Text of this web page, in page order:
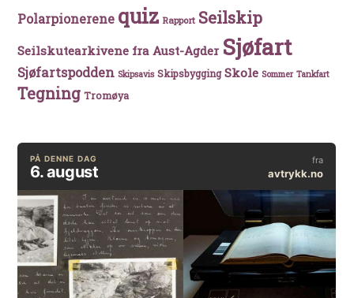
Polarpionerene quiz Rapport Seilskip
Seilskutearkivene fra Aust-Agder Sjøfart
Sjøfartspodden Skipsavis Skipsbygging Skole Sommer Tankfart
Tegning Tromøya